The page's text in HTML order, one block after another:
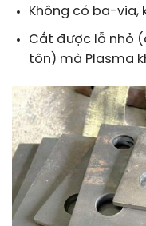
Không có ba-via,
Cắt được lỗ nhỏ
tôn) mà Plasma